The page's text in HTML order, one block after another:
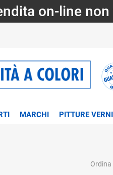
on-line
MARCHI PITTURE
Ordina